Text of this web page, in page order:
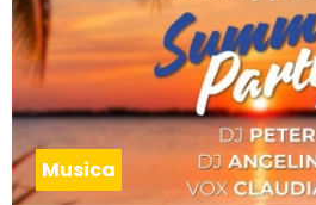
Musica